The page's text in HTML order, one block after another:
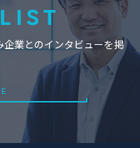
業とのインタビューを掲